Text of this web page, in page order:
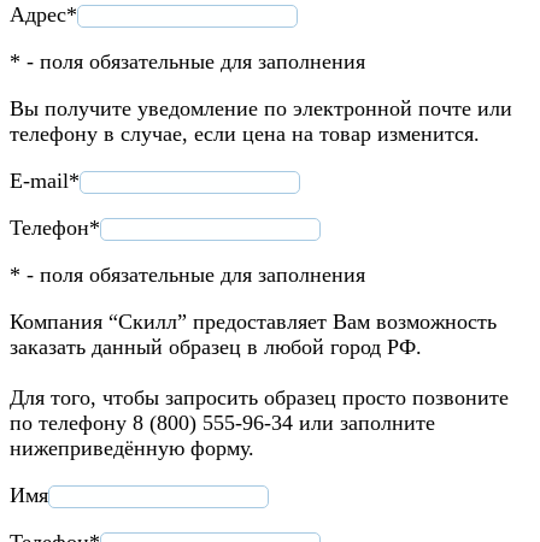
Адрес*
* - поля обязательные для заполнения
Вы получите уведомление по электронной почте или
телефону в случае, если цена на товар изменится.
E-mail*
Телефон*
* - поля обязательные для заполнения
Компания “Скилл” предоставляет Вам возможность
заказать данный образец в любой город РФ.
Для того, чтобы запросить образец просто позвоните
по телефону 8 (800) 555-96-34 или заполните
нижеприведённую форму.
Имя